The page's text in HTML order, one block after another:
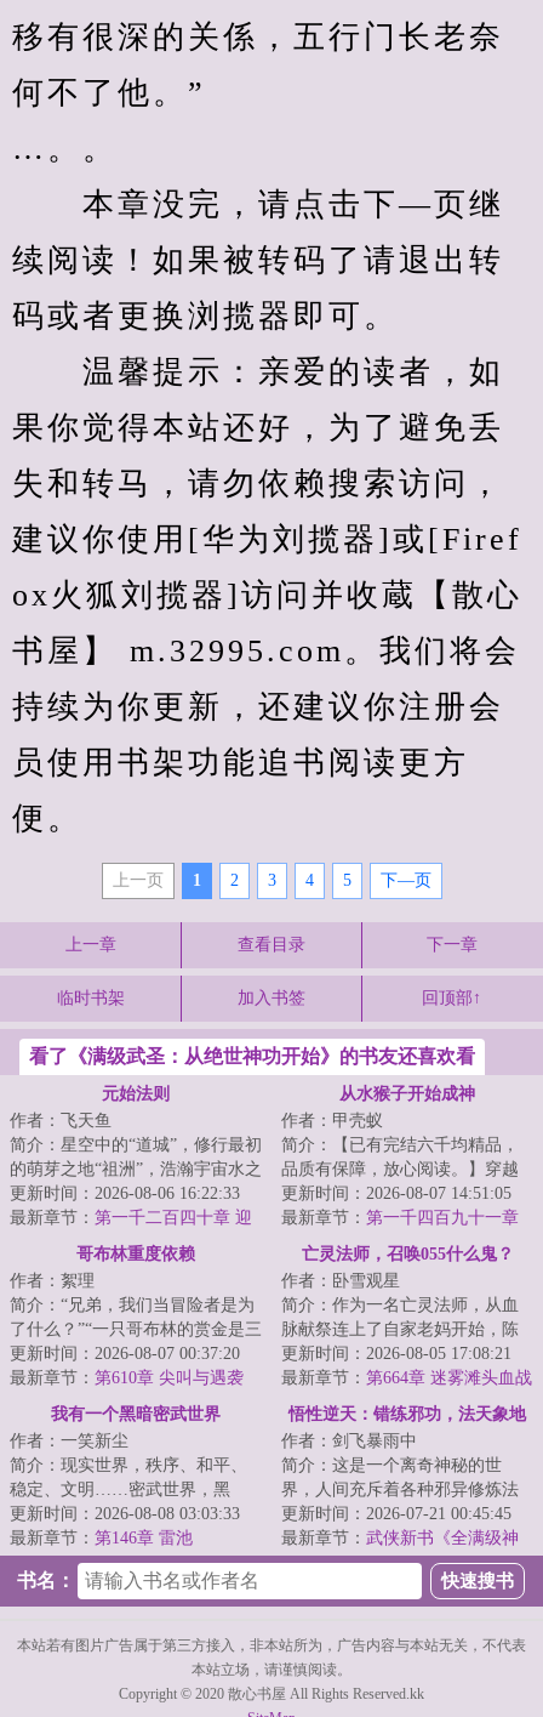
移有很深的关係，五行门长老奈
何不了他。”
…。。
本章没完，请点击下—页继
续阅读！如果被转码了请退出转
码或者更换浏揽器即可。
温馨提示：亲爱的读者，如
果你觉得本站还好，为了避免丢
失和转马，请勿依赖搜索访问，
建议你使用[华为刘揽器]或[Firef
ox火狐刘揽器]访问并收蔵【散心
书屋】 m.32995.com。我们将会
持续为你更新，还建议你注册会
员使用书架功能追书阅读更方
便。
上一页 1 2 3 4 5 下—页
上一章 查看目录 下一章
临时书架 加入书签 回顶部↑
看了《满级武圣：从绝世神功开始》的书友还喜欢看
元始法则
作者：飞天鱼
简介：星空中的“道城”，修行最初
的萌芽之地“祖洲”，浩瀚宇宙水之
起源“神仓古泽”，虚暗禁区“战斧
座...
更新时间：2026-08-06 16:22:33
最新章节： 第一千二百四十章 迎
从水猴子开始成神
作者：甲壳蚁
简介：【已有完结六千均精品，
品质有保障，放心阅读。】穿越
成渔民，船还被抢了，怎么办？
饥寒交迫的梁渠...
更新时间：2026-08-07 14:51:05
最新章节： 第一千四百九十一章
鲶鱼吞象，八方到来（6k8）
哥布林重度依赖
作者：絮理
简介：“兄弟，我们当冒险者是为
了什么？”“一只哥布林的赏金是三
枚银币。”“不，你误会我了伙计，
我的...
更新时间：2026-08-07 00:37:20
最新章节： 第610章 尖叫与遇袭
亡灵法师，召唤055什么鬼？
作者：卧雪观星
简介：作为一名亡灵法师，从血
脉献祭连上了自家老妈开始，陈
默的画风就彻底走歪了。别人召
唤僵尸，我家骷...
更新时间：2026-08-05 17:08:21
最新章节： 第664章 迷雾滩头血战
领主豁然开朗 瀚海漫卷红旗
我有一个黑暗密武世界
作者：一笑新尘
简介：现实世界，秩序、和平、
稳定、文明……密武世界，黑
暗、危险、灰烬、畸变陈峰穿越
而来，成为锦城大...
更新时间：2026-08-08 03:03:33
最新章节： 第146章 雷池
悟性逆天：错练邪功，法天象地
作者：剑飞暴雨中
简介：这是一个离奇神秘的世
界，人间充斥着各种邪异修炼法
门，人一旦修炼，轻者容貌性情
变化，入魔发癫，...
更新时间：2026-07-21 00:45:45
最新章节： 武侠新书《全满级神
功，全江湖只有我能练成》
书名：
本站若有图片广告属于第三方接入，非本站所为，广告内容与本站无关，不代表
本站立场，请谨慎阅读。
Copyright © 2020 散心书屋 All Rights Reserved.kk